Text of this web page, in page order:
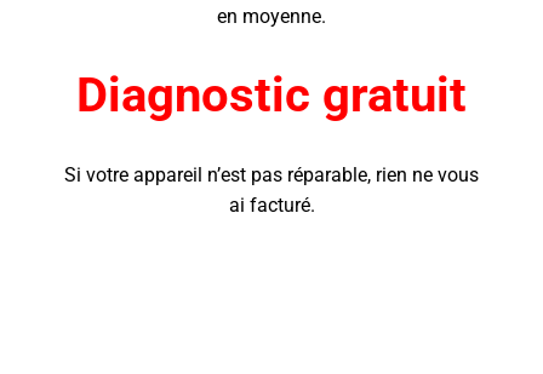
en moyenne.
Diagnostic gratuit
Si votre appareil n’est pas réparable, rien ne vous
ai facturé.